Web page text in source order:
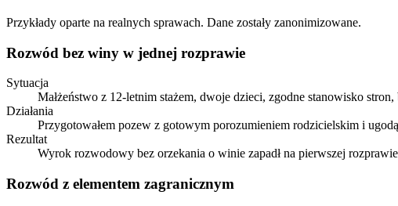
Przykłady oparte na realnych sprawach. Dane zostały zanonimizowane.
Rozwód bez winy w jednej rozprawie
Sytuacja
Małżeństwo z 12-letnim stażem, dwoje dzieci, zgodne stanowisko
Działania
Przygotowałem pozew z gotowym porozumieniem rodzicielskim i
Rezultat
Wyrok rozwodowy bez orzekania o winie zapadł na pierwszej
Rozwód z elementem zagranicznym